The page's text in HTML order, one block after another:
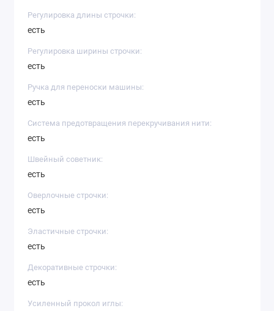
Регулировка длины строчки:
есть
Регулировка ширины строчки:
есть
Ручка для переноски машины:
есть
Система предотвращения перекручивания нити:
есть
Швейный советник:
есть
Оверлочные строчки:
есть
Эластичные строчки:
есть
Декоративные строчки:
есть
Усиленный прокол иглы: